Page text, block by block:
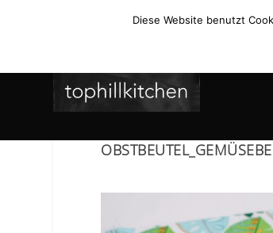
Diese Website benutzt